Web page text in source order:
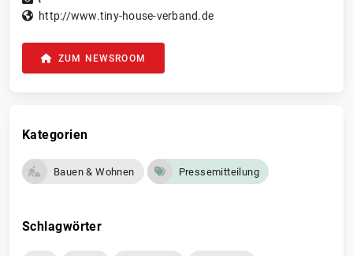
http://www.tiny-house-verband.de
ZUM NEWSROOM
Kategorien
Bauen & Wohnen Pressemitteilung
Schlagwörter